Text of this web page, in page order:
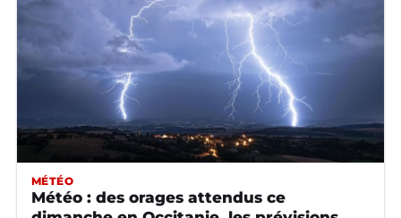
MÉTÉO
Météo : des orages attendus ce